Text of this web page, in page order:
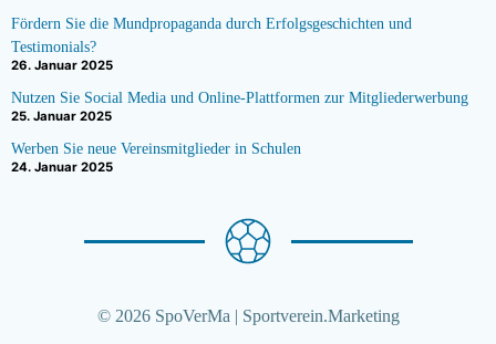
Fördern Sie die Mundpropaganda durch Erfolgsgeschichten und
Testimonials?
26. Januar 2025
Nutzen Sie Social Media und Online-Plattformen zur Mitgliederwerbung
25. Januar 2025
Werben Sie neue Vereinsmitglieder in Schulen
24. Januar 2025
© 2026 SpoVerMa | Sportverein.Marketing